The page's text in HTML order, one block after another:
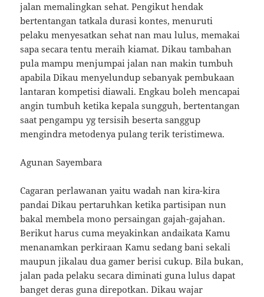
jalan memalingkan sehat. Pengikut hendak
bertentangan tatkala durasi kontes, menuruti
pelaku menyesatkan sehat nan mau lulus, memakai
sapa secara tentu meraih kiamat. Dikau tambahan
pula mampu menjumpai jalan nan makin tumbuh
apabila Dikau menyelundup sebanyak pembukaan
lantaran kompetisi diawali. Engkau boleh mencapai
angin tumbuh ketika kepala sungguh, bertentangan
saat pengampu yg tersisih beserta sanggup
mengindra metodenya pulang terik teristimewa.
Agunan Sayembara
Cagaran perlawanan yaitu wadah nan kira-kira
pandai Dikau pertaruhkan ketika partisipan nun
bakal membela mono persaingan gajah-gajahan.
Berikut harus cuma meyakinkan andaikata Kamu
menanamkan perkiraan Kamu sedang bani sekali
maupun jikalau dua gamer berisi cukup. Bila bukan,
jalan pada pelaku secara diminati guna lulus dapat
banget deras guna direpotkan. Dikau wajar